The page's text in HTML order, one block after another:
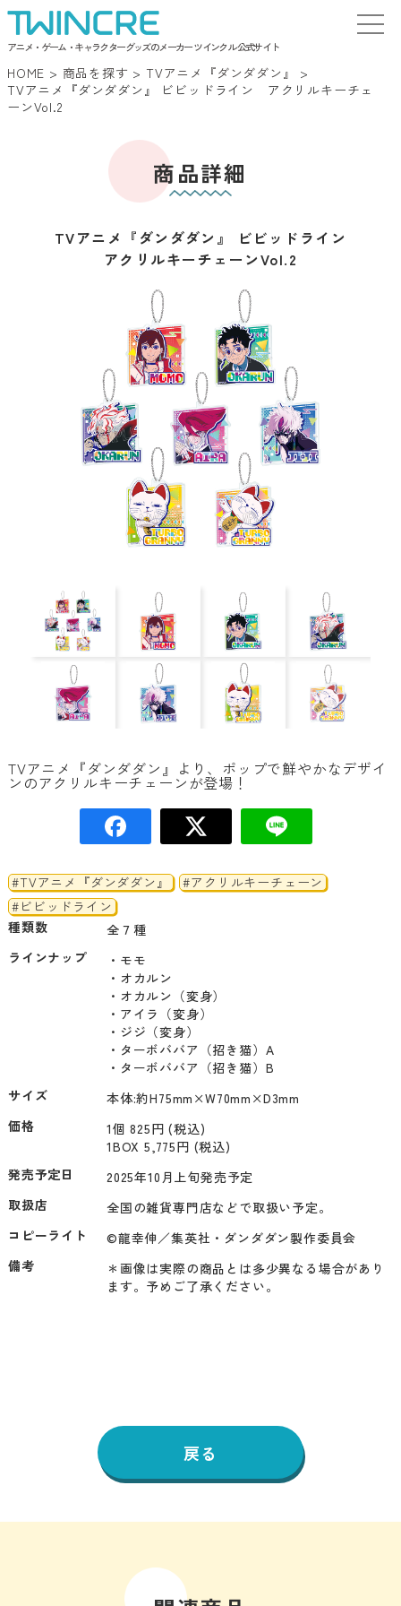
アニメ・ゲーム・キャラクターグッズのメーカー ツインクル 公式サイト
HOME > 商品を探す > TVアニメ『ダンダダン』
>
TVアニメ『ダンダダン』 ビビッドライン アクリルキーチェ
ーンVol.2
商品詳細
TVアニメ『ダンダダン』 ビビッドライン
アクリルキーチェーンVol.2
TVアニメ『ダンダダン』より、ポップで鮮やかなデザイ
ンのアクリルキーチェーンが登場！
#TVアニメ『ダンダダン』
#アクリルキーチェーン
#ビビッドライン
種類数
全７種
ラインナップ
・モモ
・オカルン
・オカルン（変身）
・アイラ（変身）
・ジジ（変身）
・ターボババア（招き猫）A
・ターボババア（招き猫）B
サイズ
本体:約H75mm×W70mm×D3mm
価格
1個 825円 (税込)
1BOX 5,775円 (税込)
発売予定日
2025年10月上旬発売予定
取扱店
全国の雑貨専門店などで取扱い予定。
コピーライト
©龍幸伸／集英社・ダンダダン製作委員会
備考
＊画像は実際の商品とは多少異なる場合があり
ます。予めご了承ください。
戻る